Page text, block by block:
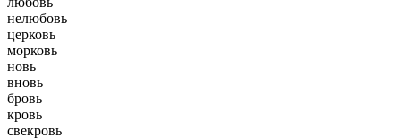
нелюбовь
церковь
морковь
новь
вновь
бровь
кровь
свекровь